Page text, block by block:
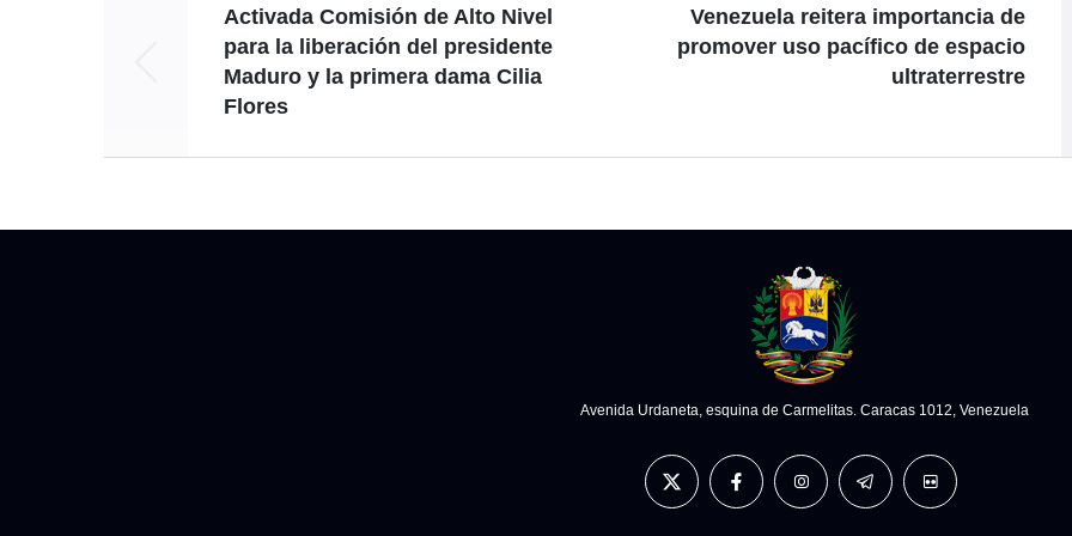
Activada Comisión de Alto Nivel
para la liberación del presidente
Maduro y la primera dama Cilia
Flores
Venezuela reitera importancia de
promover uso pacífico de espacio
ultraterrestre
Avenida Urdaneta, esquina de Carmelitas. Caracas 1012, Venezuela